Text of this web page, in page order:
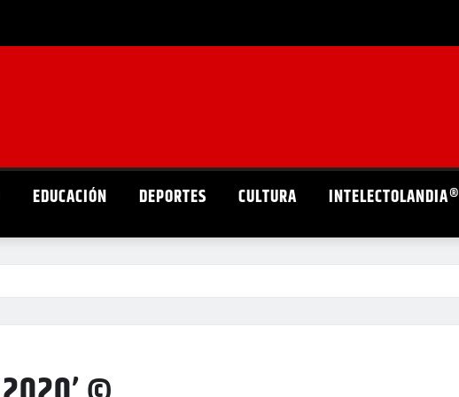
EDUCACIÓN DEPORTES CULTURA INTELECTOLANDIA®